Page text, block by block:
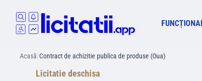
Acasă/Contract de achizitie publica de produse (Oua)
Licitatie deschisa